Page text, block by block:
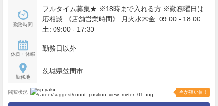
勤務時間
フルタイム募集★ ※18時まで入れる方 ※勤務曜日は
応相談 《店舗営業時間》 月火水木金: 09:00 - 18:00
土: 09:00 - 17:30
休日・休暇
勤務日以外
勤務地
茨城県笠間市
閲覧状況 今が狙い目！